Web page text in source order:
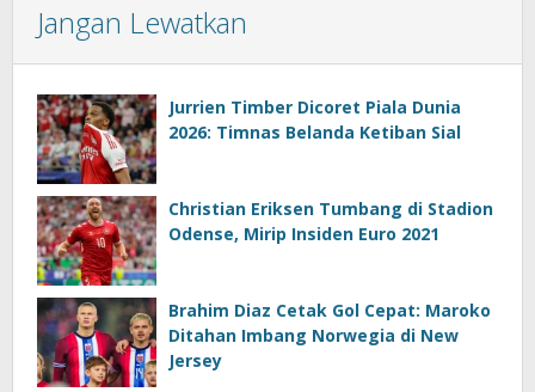
Jangan Lewatkan
Jurrien Timber Dicoret Piala Dunia
2026: Timnas Belanda Ketiban Sial
Christian Eriksen Tumbang di Stadion
Odense, Mirip Insiden Euro 2021
Brahim Diaz Cetak Gol Cepat: Maroko
Ditahan Imbang Norwegia di New
Jersey